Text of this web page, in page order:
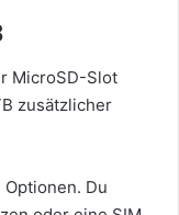
MicroSD-Slot
zusätzlicher
Du